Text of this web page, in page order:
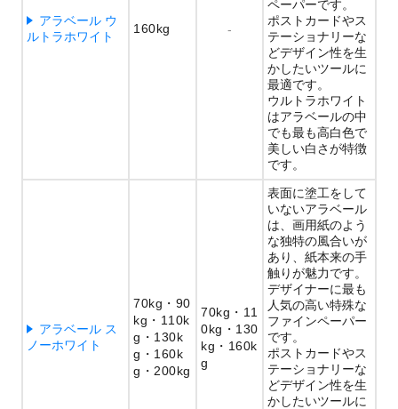
アラベール ウ
ルトラホワイト
160kg -
ペーパーです。
ポストカードやス
テーショナリーな
どデザイン性を生
かしたいツールに
最適です。
ウルトラホワイト
はアラベールの中
でも最も高白色で
美しい白さが特徴
です。
アラベール ス
ノーホワイト
70kg
90
kg
110k
g
130k
g
160k
g
200kg
70kg
11
0kg
130
kg
160k
g
表面に塗工をして
いないアラベール
は、画用紙のよう
な独特の風合いが
あり、紙本来の手
触りが魅力です。
デザイナーに最も
人気の高い特殊な
ファインペーパー
です。
ポストカードやス
テーショナリーな
どデザイン性を生
かしたいツールに